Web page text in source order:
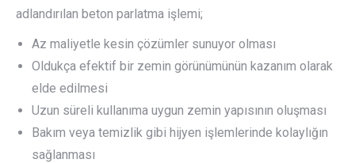
adlandırılan beton parlatma işlemi;
Az maliyetle kesin çözümler sunuyor olması
Oldukça efektif bir zemin görünümünün kazanım olarak
elde edilmesi
Uzun süreli kullanıma uygun zemin yapısının oluşması
Bakım veya temizlik gibi hijyen işlemlerinde kolaylığın
sağlanması